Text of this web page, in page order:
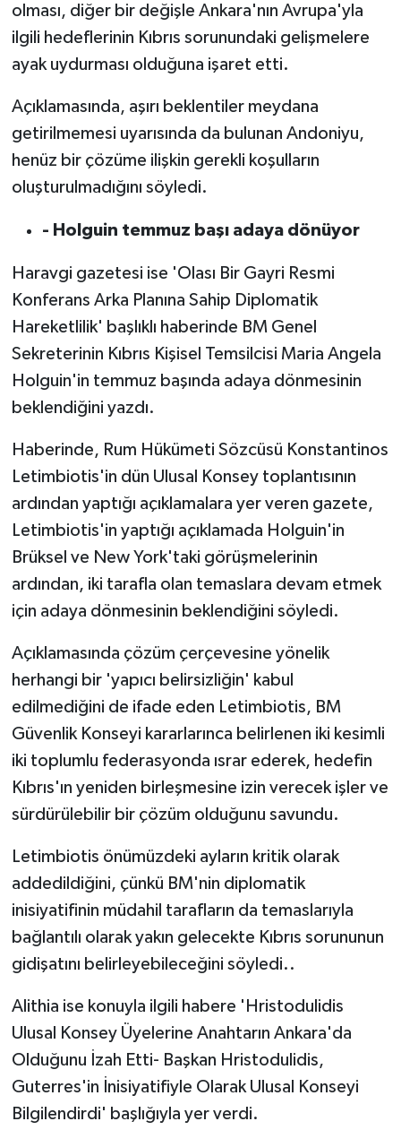
olması, diğer bir değişle Ankara'nın Avrupa'yla
ilgili hedeflerinin Kıbrıs sorunundaki gelişmelere
ayak uydurması olduğuna işaret etti.
Açıklamasında, aşırı beklentiler meydana
getirilmemesi uyarısında da bulunan Andoniyu,
henüz bir çözüme ilişkin gerekli koşulların
oluşturulmadığını söyledi.
- Holguin temmuz başı adaya dönüyor
Haravgi gazetesi ise 'Olası Bir Gayri Resmi
Konferans Arka Planına Sahip Diplomatik
Hareketlilik' başlıklı haberinde BM Genel
Sekreterinin Kıbrıs Kişisel Temsilcisi Maria Angela
Holguin'in temmuz başında adaya dönmesinin
beklendiğini yazdı.
Haberinde, Rum Hükümeti Sözcüsü Konstantinos
Letimbiotis'in dün Ulusal Konsey toplantısının
ardından yaptığı açıklamalara yer veren gazete,
Letimbiotis'in yaptığı açıklamada Holguin'in
Brüksel ve New York'taki görüşmelerinin
ardından, iki tarafla olan temaslara devam etmek
için adaya dönmesinin beklendiğini söyledi.
Açıklamasında çözüm çerçevesine yönelik
herhangi bir 'yapıcı belirsizliğin' kabul
edilmediğini de ifade eden Letimbiotis, BM
Güvenlik Konseyi kararlarınca belirlenen iki kesimli
iki toplumlu federasyonda ısrar ederek, hedefin
Kıbrıs'ın yeniden birleşmesine izin verecek işler ve
sürdürülebilir bir çözüm olduğunu savundu.
Letimbiotis önümüzdeki ayların kritik olarak
addedildiğini, çünkü BM'nin diplomatik
inisiyatifinin müdahil tarafların da temaslarıyla
bağlantılı olarak yakın gelecekte Kıbrıs sorununun
gidişatını belirleyebileceğini söyledi..
Alithia ise konuyla ilgili habere 'Hristodulidis
Ulusal Konsey Üyelerine Anahtarın Ankara'da
Olduğunu İzah Etti- Başkan Hristodulidis,
Guterres'in İnisiyatifiyle Olarak Ulusal Konseyi
Bilgilendirdi' başlığıyla yer verdi.